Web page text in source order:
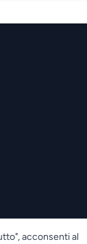
acconsenti al